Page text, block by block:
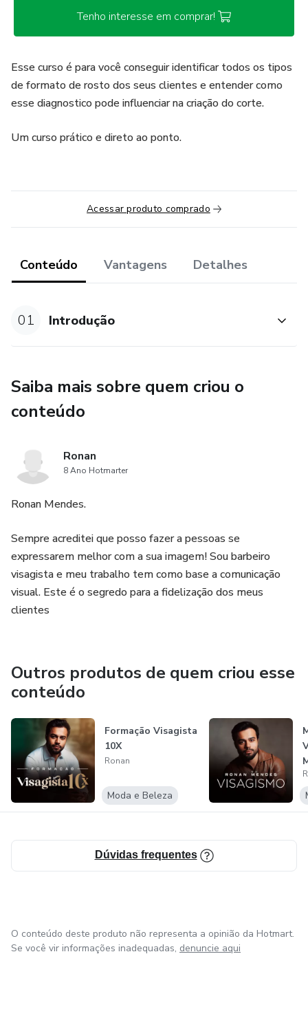
Tenho interesse em comprar!
Esse curso é para você conseguir identificar todos os tipos
de formato de rosto dos seus clientes e entender como
esse diagnostico pode influenciar na criação do corte.
Um curso prático e direto ao ponto.
Acessar produto comprado
Conteúdo Vantagens Detalhes
01 Introdução
Saiba mais sobre quem criou o
conteúdo
Ronan
8 Ano Hotmarter
Ronan Mendes.
Sempre acreditei que posso fazer a pessoas se
expressarem melhor com a sua imagem! Sou barbeiro
visagista e meu trabalho tem como base a comunicação
visual. Este é o segredo para a fidelização dos meus
clientes
Outros produtos de quem criou esse
conteúdo
Formação Visagista
10X
Ronan
Moda e Beleza
Dúvidas frequentes
O conteúdo deste produto não representa a opinião da Hotmart.
Se você vir informações inadequadas, denuncie aqui